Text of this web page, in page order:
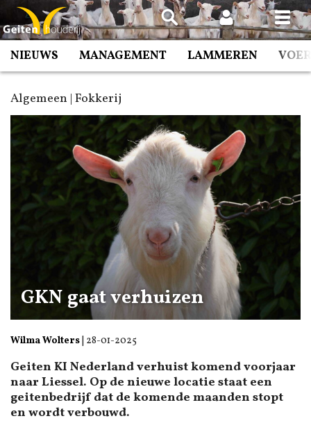
Spring
naar
inhoud
NIEUWS MANAGEMENT LAMMEREN
Algemeen | Fokkerij
GKN gaat verhuizen
Wilma Wolters 28-01-2025
Geiten KI Nederland verhuist komend voorjaar
naar Liessel. Op de nieuwe locatie staat een
geitenbedrijf dat de komende maanden stopt
en wordt verbouwd.